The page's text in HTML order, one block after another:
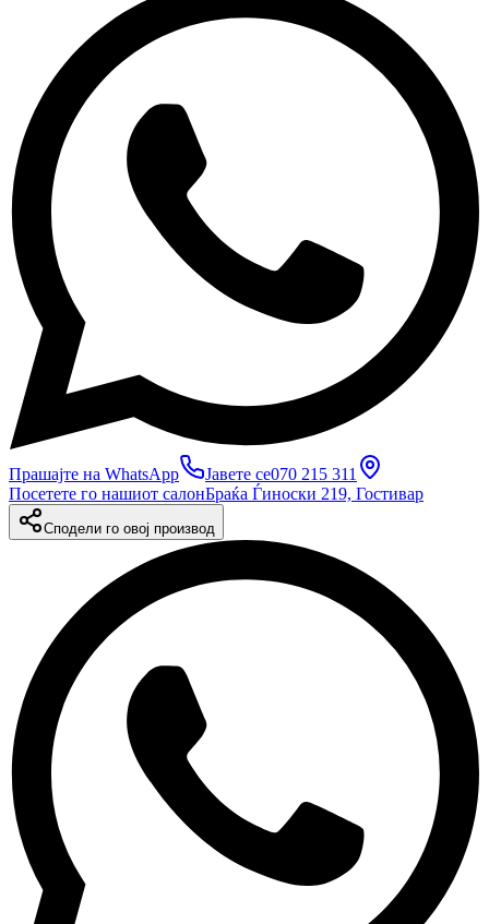
Прашајте на WhatsApp Јавете се070 215 311
Посетете го нашиот салонБраќа Ѓиноски 219, Гостивар
Сподели го овој производ